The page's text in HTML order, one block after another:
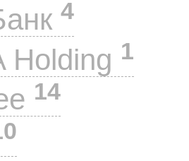
4
Holding 1
14